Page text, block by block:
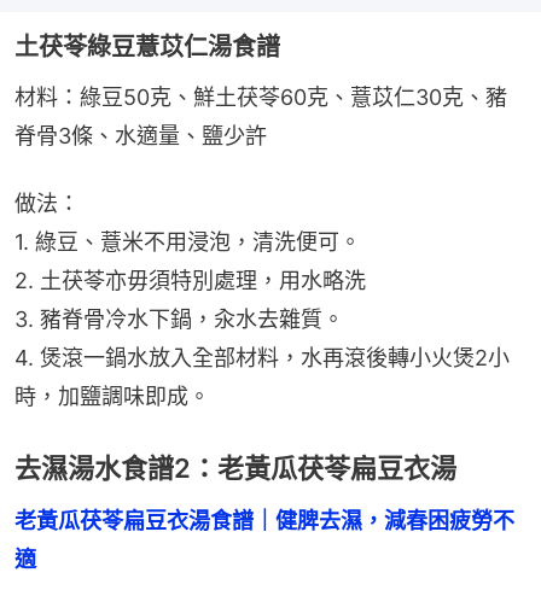
土茯苓綠豆薏苡仁湯食譜
材料：綠豆50克、鮮土茯苓60克、薏苡仁30克、豬
脊骨3條、水適量、鹽少許
做法：
1. 綠豆、薏米不用浸泡，清洗便可。
2. 土茯苓亦毋須特別處理，用水略洗
3. 豬脊骨冷水下鍋，汆水去雜質。
4. 煲滾一鍋水放入全部材料，水再滾後轉小火煲2小
時，加鹽調味即成。
去濕湯水食譜2：老黃瓜茯苓扁豆衣湯
老黃瓜茯苓扁豆衣湯食譜｜健脾去濕，減春困疲勞不
適